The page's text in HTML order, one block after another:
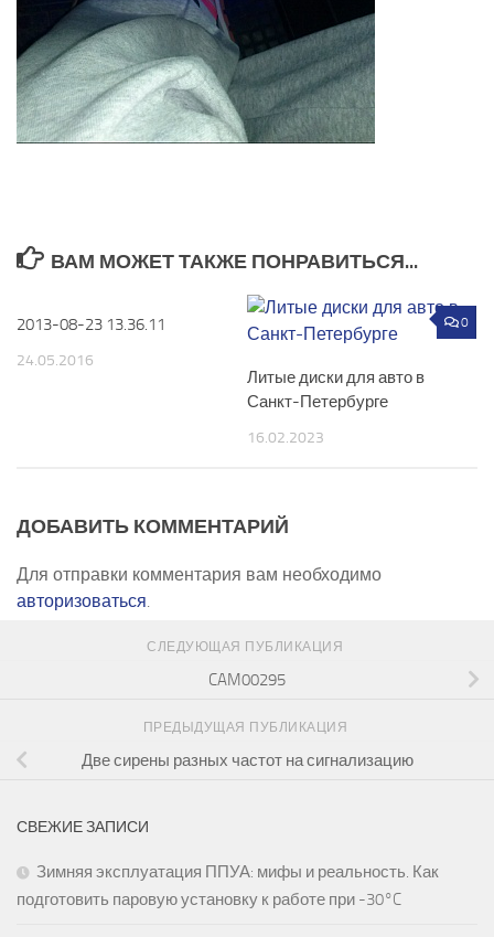
ВАМ МОЖЕТ ТАКЖЕ ПОНРАВИТЬСЯ...
2013-08-23 13.36.11
24.05.2016
0
Литые диски для авто в
Санкт-Петербурге
16.02.2023
ДОБАВИТЬ КОММЕНТАРИЙ
Для отправки комментария вам необходимо
авторизоваться.
СЛЕДУЮЩАЯ ПУБЛИКАЦИЯ
CAM00295
ПРЕДЫДУЩАЯ ПУБЛИКАЦИЯ
Две сирены разных частот на сигнализацию
СВЕЖИЕ ЗАПИСИ
Зимняя эксплуатация ППУА: мифы и реальность. Как
подготовить паровую установку к работе при -30°C